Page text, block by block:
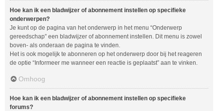
Hoe kan ik een bladwijzer of abonnement instellen op specifieke
onderwerpen?
Je kunt op de pagina van het onderwerp in het menu “Onderwerp
gereedschap” een bladwijzer of abonnement instellen. Dit menu is zowel
boven- als onderaan de pagina te vinden.
Het is ook mogelijk te abonneren op het onderwerp door bij het reageren
de optie “Informeer me wanneer een reactie is geplaatst” aan te vinken.
Omhoog
Hoe kan ik een bladwijzer of abonnement instellen op specifieke
forums?